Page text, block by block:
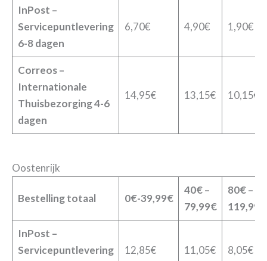
InPost –
Servicepuntlevering
6-8 dagen
6,70€ 4,90€ 1,90€
Correos –
Internationale
Thuisbezorging 4-6
dagen
14,95€ 13,15€ 10,15€
Oostenrijk
Bestelling totaal 0€-39,99€
40€ –
79,99€
80€ –
119,99€
InPost –
Servicepuntlevering
12,85€ 11,05€ 8,05€